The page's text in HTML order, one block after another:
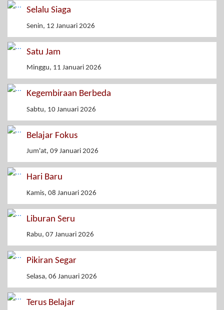
Selalu Siaga
Senin, 12 Januari 2026
Satu Jam
Minggu, 11 Januari 2026
Kegembiraan Berbeda
Sabtu, 10 Januari 2026
Belajar Fokus
Jum'at, 09 Januari 2026
Hari Baru
Kamis, 08 Januari 2026
Liburan Seru
Rabu, 07 Januari 2026
Pikiran Segar
Selasa, 06 Januari 2026
Terus Belajar